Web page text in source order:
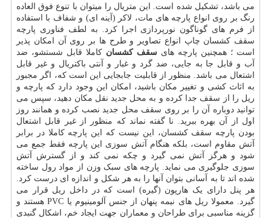
می باشد، تشکیل شده است. این متریال را میتوان با تنوع فوق العاده
رنگ بر روی انواع پارچه های مات، لاکر (آینه ای) و شفاف با استفاده
از فرم های گوناگون نورپردازی اجرا کرد. به لطف فناوری پارچه
سقف کشسان چاپ انواع تصاویر و طرح ها بر روی آن امکان پذیر
است ؛ همچنین پارچه های سقف کشسان کاملا قابل شستشو، ضد
آب و قابل جا به جایی، ضد گرد و غبار و آنتی باکتریال و غیر قابل
اشتعال می باشد. منظور از قابلیت جابجایی این است که، اگر مجبور
به اثاث کشی و تغییر مکان باشید، امکان این وجود دارد که پارچه و
ریل را از سقف جدا کرده و به محل جدید نقل مکان دهید، سپس می
توانید دوباره آن را بر روی سقف محل جدید نصب کرده و همانند روز
اول از آن بهره ببرید. نا گفته نماند که منظور از غیر قابل اشتعال
بودن پارچه سقف کشسان، این نیست که این پارچه کاملا در برابر
آتش مقاوم است، بلکه هنگام آتش سوزی این پارچه فقط جمع می
شود و هرگز آتش نمی گیرد و چکه نمی کند و از گسترش آتش
سوزی جلوگیری می نماید. پارچه های سبک وزن از مواد رول ساخته
شده اند تا به آسانی بتوان آنها را به هر شکل و اندازه ای درست کرد.
هر پنل دارای یک هارپون (گیره) است که در داخل ریل قرار می
گیرد. معمولا ریل های نیمه پنهان از جنس آلومینیوم یا PVC هستند و
گزینه مناسبی برای طراحان و معماران جهت ایجاد خم، اشکال گنبدی